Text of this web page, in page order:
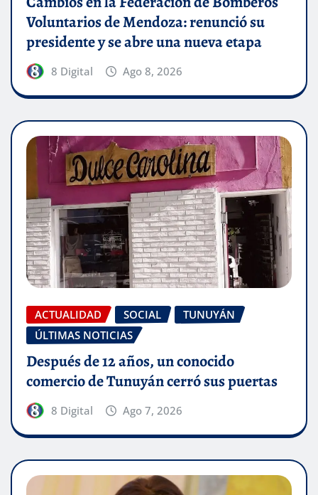
Voluntarios de Mendoza: renunció su
presidente y se abre una nueva etapa
8 Digital Ago 8, 2026
ACTUALIDAD SOCIAL
TUNUYÁN
ÚLTIMAS NOTICIAS
Después de 12 años, un conocido
comercio de Tunuyán cerró sus puertas
8 Digital Ago 7, 2026